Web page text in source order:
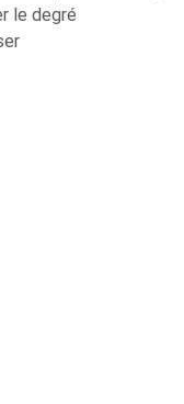
le degré